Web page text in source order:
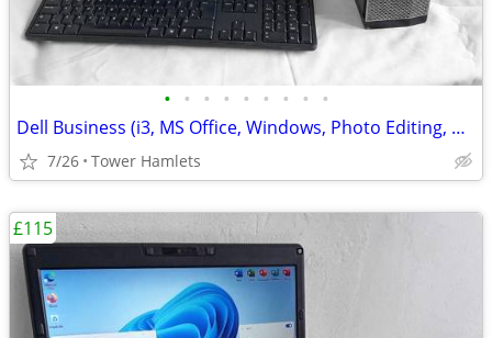
• • • • • • • • •
Dell Business (i3, MS Office, Windows, Photo Editing, Computer Set
7/26 Tower Hamlets
£115